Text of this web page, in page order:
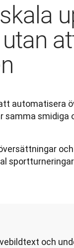
automatisera
smidiga
och